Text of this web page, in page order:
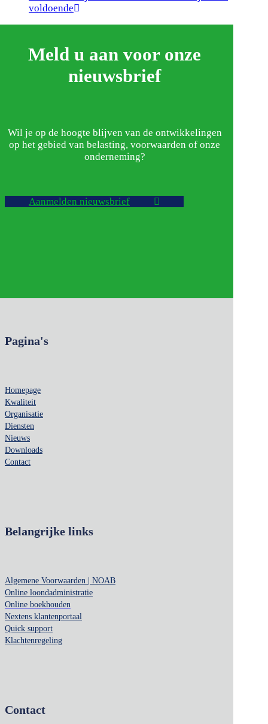
post:
voldoende
Meld u aan voor onze
nieuwsbrief
Wil je op de hoogte blijven van de ontwikkelingen
op het gebied van belasting, voorwaarden of onze
onderneming?
Aanmelden nieuwsbrief
Pagina's
Homepage
Kwaliteit
Organisatie
Diensten
Nieuws
Downloads
Contact
Belangrijke links
Algemene Voorwaarden | NOAB
Online loondadministratie
Online boekhouden
Nextens klantenportaal
Quick support
Klachtenregeling
Contact